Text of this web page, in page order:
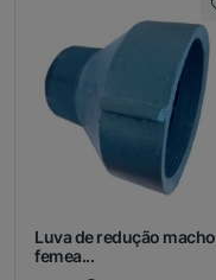
Luva de redução macho
femea...